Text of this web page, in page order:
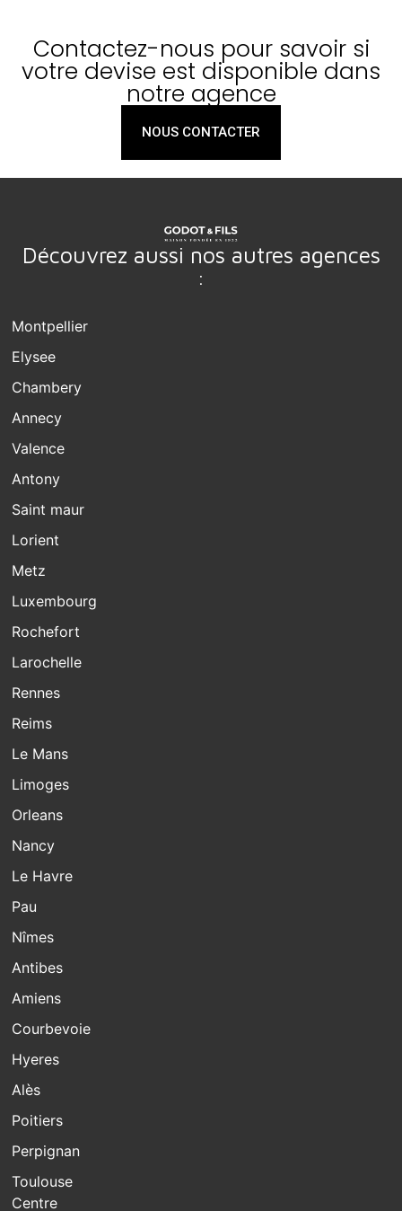
Contactez-nous pour savoir si
votre devise est disponible dans
notre agence
NOUS CONTACTER
Découvrez aussi nos autres agences
:
Montpellier
Elysee
Chambery
Annecy
Valence
Antony
Saint maur
Lorient
Metz
Luxembourg
Rochefort
Larochelle
Rennes
Reims
Le Mans
Limoges
Orleans
Nancy
Le Havre
Pau
Nîmes
Antibes
Amiens
Courbevoie
Hyeres
Alès
Poitiers
Perpignan
Toulouse
Centre